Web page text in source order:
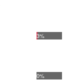
3%
0%